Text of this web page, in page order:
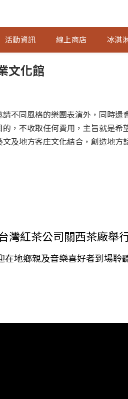
活動資訊 線上商店 冰淇
文化館
不同風格的樂團表演外，同時還
，不收取任何費用，主旨就是希
及地方客庄文化結合，創造地方
灣紅茶公司關西茶廠舉
地鄉親及音樂喜好者到場聆